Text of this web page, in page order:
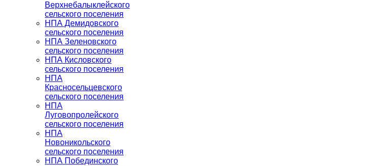
Верхнебалыклейского
сельского поселения
НПА Демидовского
сельского поселения
НПА Зеленовского
сельского поселения
НПА Кисловского
сельского поселения
НПА
Красносельцевского
сельского поселения
НПА
Луговопролейского
сельского поселения
НПА
Новоникольского
сельского поселения
НПА Побединского